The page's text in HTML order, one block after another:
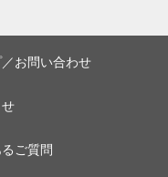
お問い合わせ
ご質問